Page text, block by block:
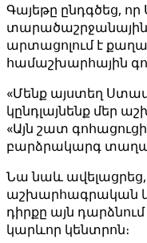
Գայեթը ընդգծեց, որ
տարածաշրջանային
արտացոլում է
համաշխարհային
«Մենք այստեղ
կընդլայնենք մեր
«Այն շատ
բարձրակարգ
Նա նաև ավելացրեց,
աշխարհագրական
դիրքը այն
կարևոր կենտրոն։